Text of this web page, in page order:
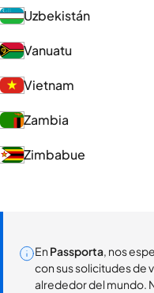
Uzbekistán
Vanuatu
Vietnam
Zambia
Zimbabue
En Passporta, nos
con sus solicitudes de
alrededor del mundo.